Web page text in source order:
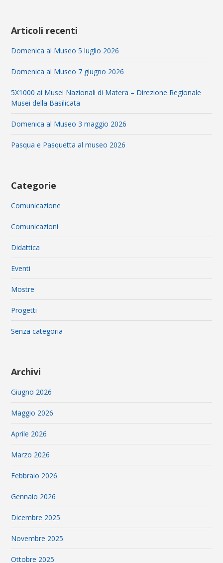
Articoli recenti
Domenica al Museo 5 luglio 2026
Domenica al Museo 7 giugno 2026
5X1000 ai Musei Nazionali di Matera – Direzione Regionale
Musei della Basilicata
Domenica al Museo 3 maggio 2026
Pasqua e Pasquetta al museo 2026
Categorie
Comunicazione
Comunicazioni
Didattica
Eventi
Mostre
Progetti
Senza categoria
Archivi
Giugno 2026
Maggio 2026
Aprile 2026
Marzo 2026
Febbraio 2026
Gennaio 2026
Dicembre 2025
Novembre 2025
Ottobre 2025